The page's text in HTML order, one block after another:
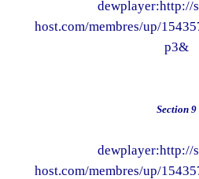
dewplayer:http://
host.com/membres/up/
p3&
Section 9
dewplayer:http://
host.com/membres/up/